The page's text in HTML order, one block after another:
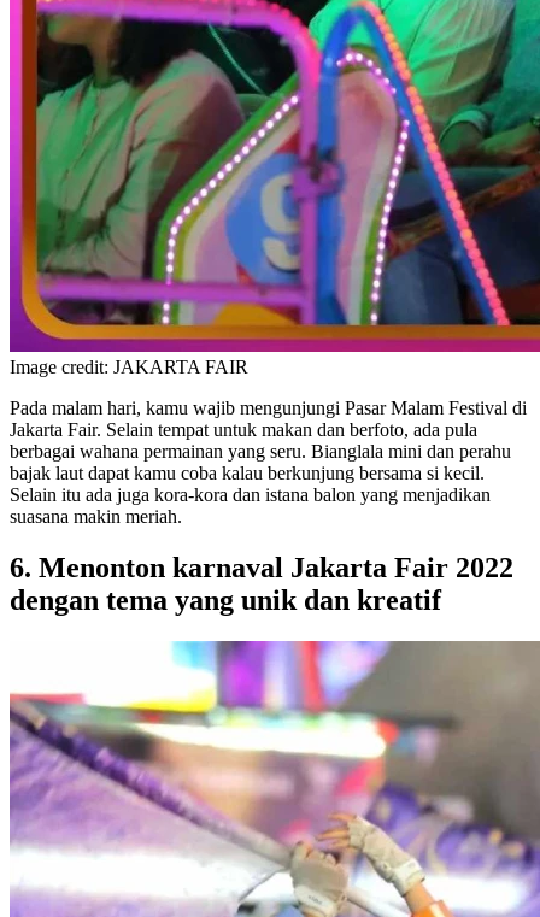
Image credit: JAKARTA FAIR
Pada malam hari, kamu wajib mengunjungi Pasar Malam Festival di
Jakarta Fair. Selain tempat untuk makan dan berfoto, ada pula
berbagai wahana permainan yang seru. Bianglala mini dan perahu
bajak laut dapat kamu coba kalau berkunjung bersama si kecil.
Selain itu ada juga kora-kora dan istana balon yang menjadikan
suasana makin meriah.
6. Menonton karnaval Jakarta Fair 2022
dengan tema yang unik dan kreatif